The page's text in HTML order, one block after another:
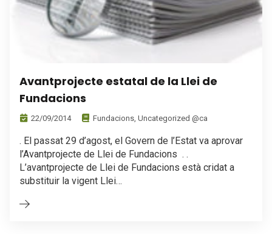
Avantprojecte estatal de la Llei de
Fundacions
22/09/2014 Fundacions, Uncategorized @ca
. El passat 29 d’agost, el Govern de l’Estat va aprovar
l’Avantprojecte de Llei de Fundacions . .
L’avantprojecte de Llei de Fundacions està cridat a
substituir la vigent Llei…